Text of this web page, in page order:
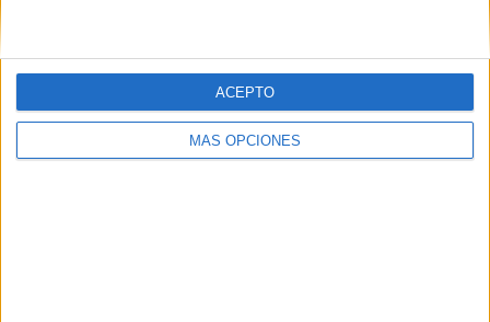
MÁS OPCIONES
ACEPTO